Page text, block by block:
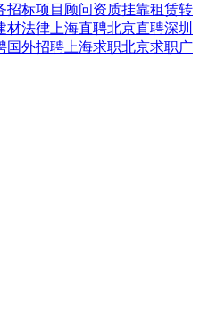
招标项目顾问资质挂靠租赁转
材法律 上海直聘北京直聘深圳
国外招聘 上海求职北京求职广